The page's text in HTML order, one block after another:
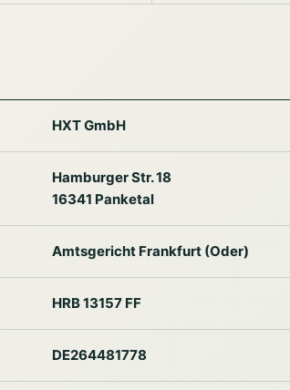
HXT GmbH
Hamburger Str. 18
16341 Panketal
Amtsgericht Frankfurt (Oder)
HRB 13157 FF
DE264481778